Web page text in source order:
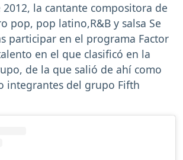
2012, la cantante compositora de
pop, pop latino,R&B y salsa Se
participar en el programa Factor
en el que clasificó en la
de la que salió de ahí como
integrantes del grupo Fifth